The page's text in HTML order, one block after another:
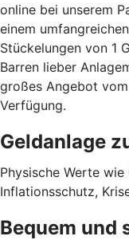
online bei unserem
einem
Stückelungen von 1
Barren lieber
großes Angebot
Verfügung.
Geldanlage
Physische Werte
Inflationsschutz,
Bequem und